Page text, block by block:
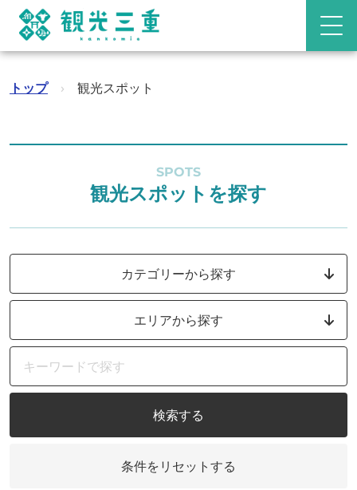
トップ › 観光スポット
SPOTS
観光スポットを探す
カテゴリーから探す
エリアから探す
検索する
条件をリセットする